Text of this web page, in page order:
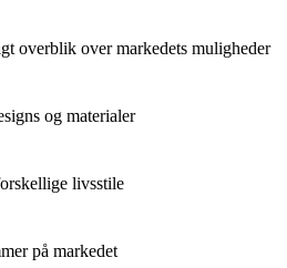
overblik over markedets muligheder
og materialer
livsstile
på markedet